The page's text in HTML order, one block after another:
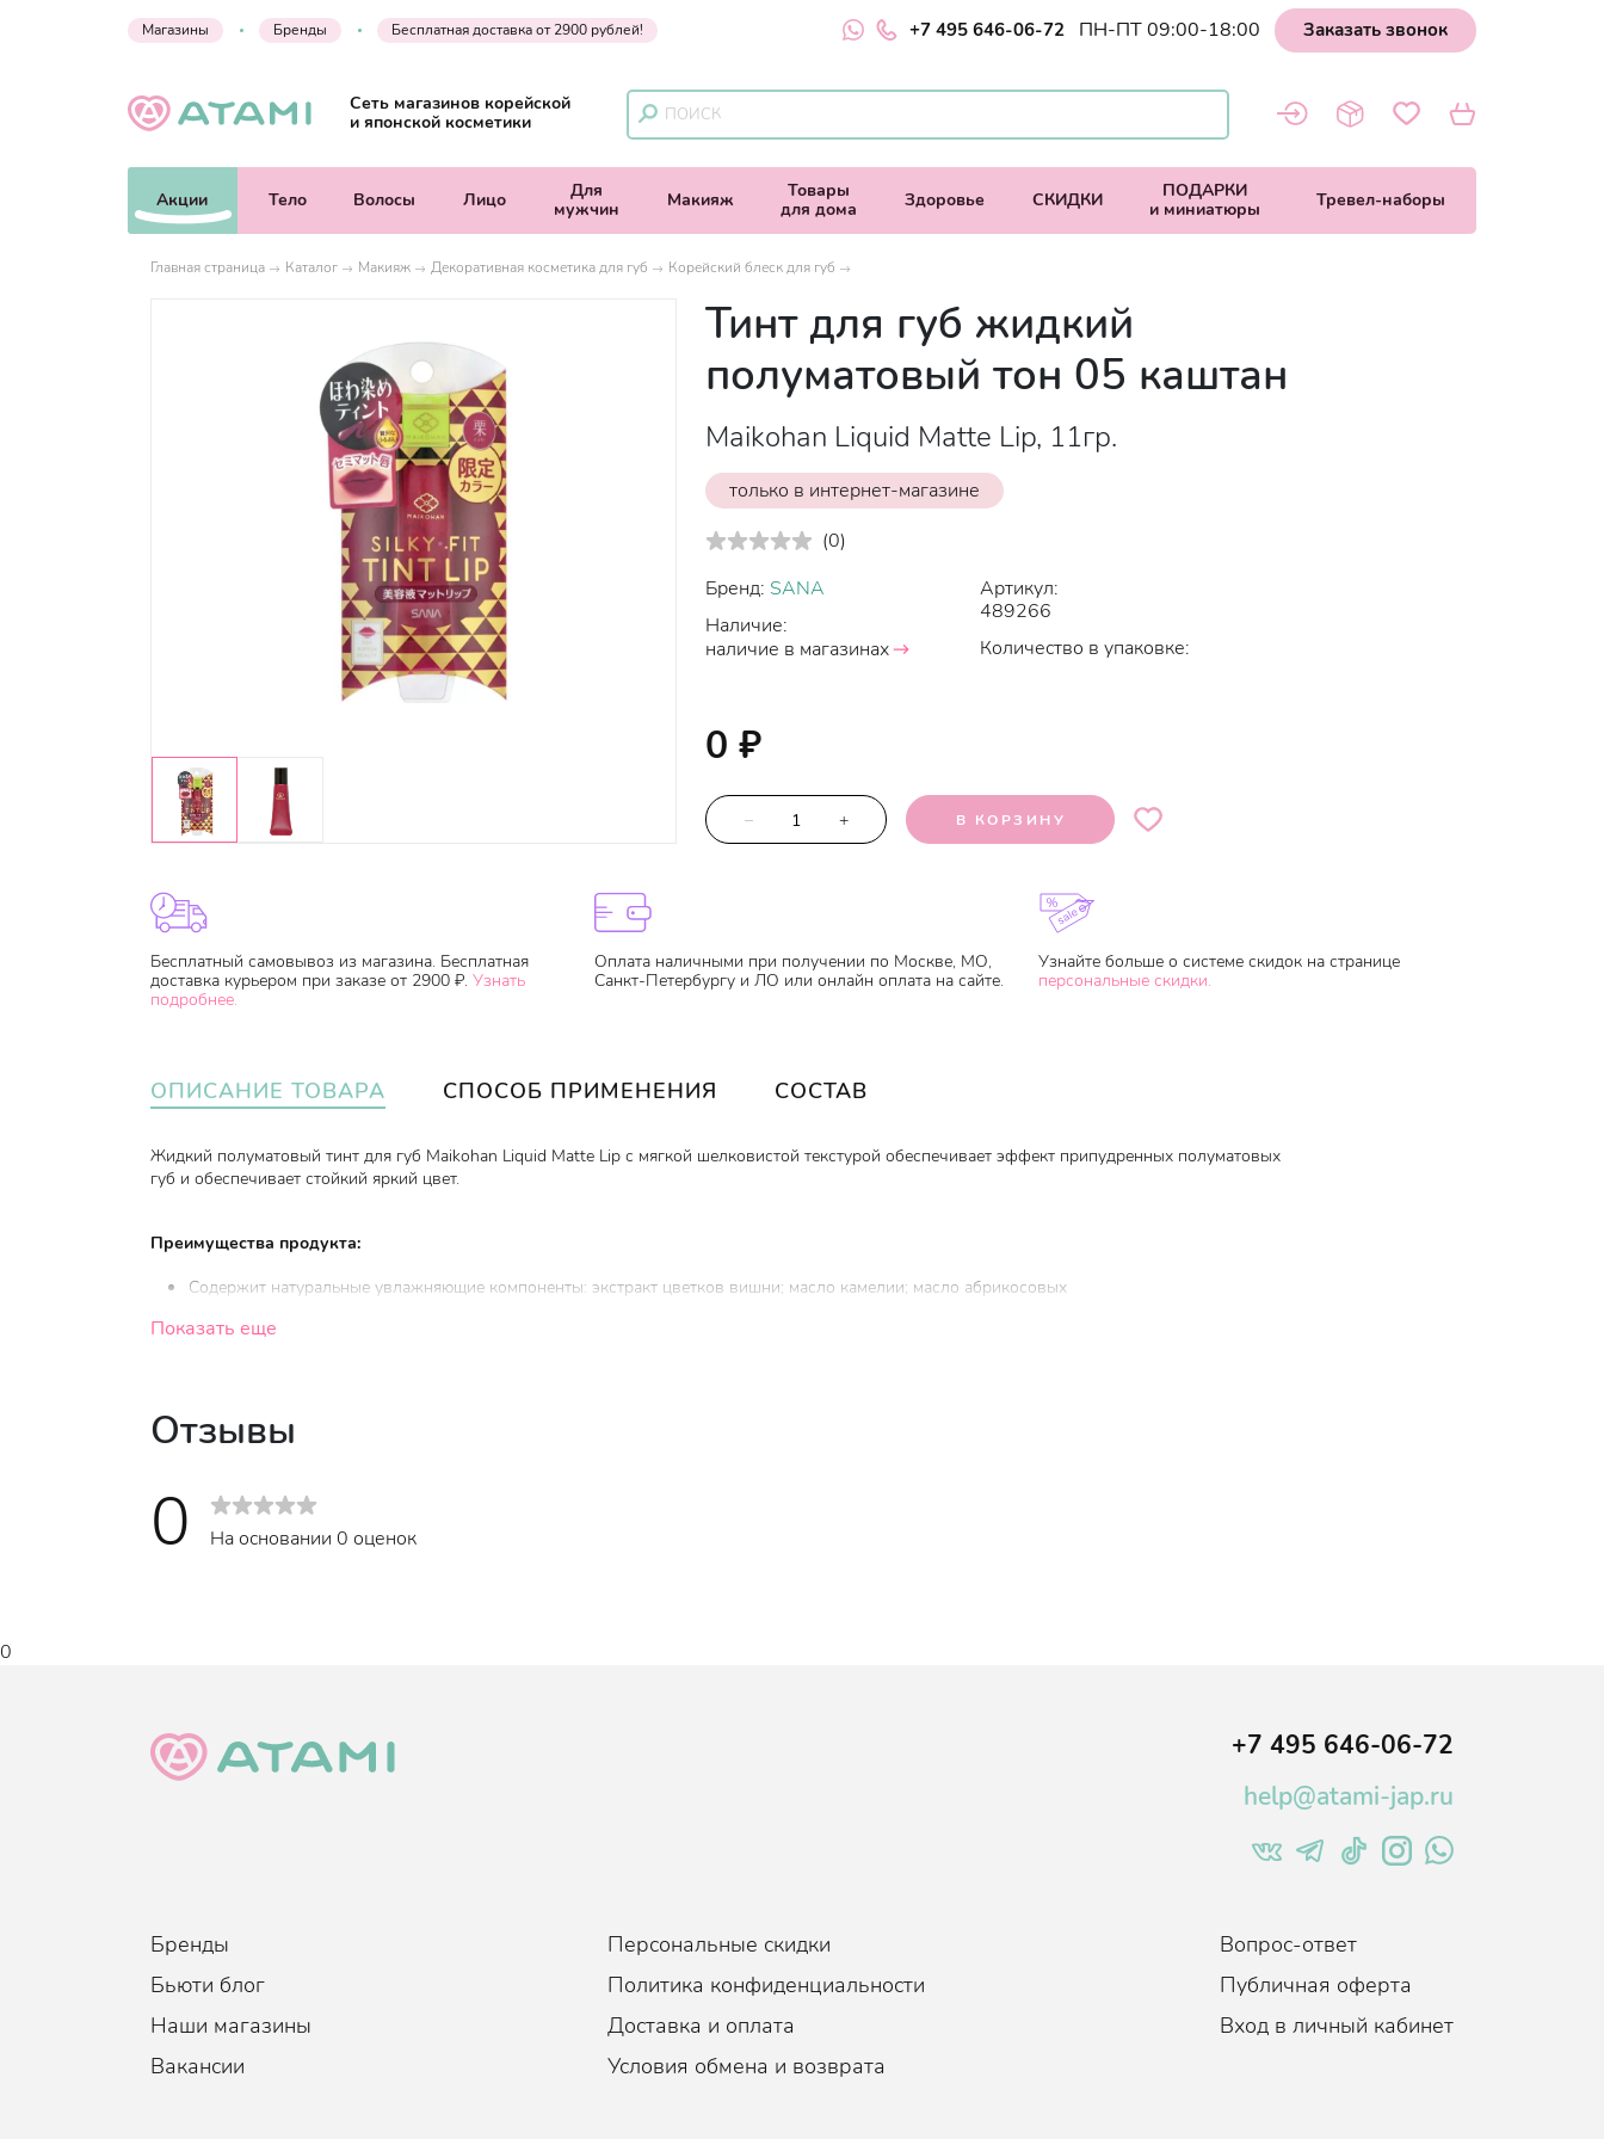
Магазины Бренды Бесплатная доставка от 2900 рублей! +7 495 646-06-72 ПН-ПТ 09:00-18:00 Заказать звонок
Сеть магазинов корейской
и японской косметики
Акции Тело Волосы Лицо
Для
мужчин
Макияж
Товары
для дома
Здоровье СКИДКИ
ПОДАРКИ
и миниатюры
Тревел-наборы
Главная страница Каталог Макияж Декоративная косметика для губ Корейский блеск для губ
Тинт для губ жидкий
полуматовый тон 05 каштан
Maikohan Liquid Matte Lip, 11гр.
только в интернет-магазине
(0)
Бренд: SANA
Наличие:
наличие в магазинах
Артикул:
489266
Количество в упаковке:
0 ₽
– + В КОРЗИНУ
Бесплатный самовывоз из магазина. Бесплатная
доставка курьером при заказе от 2900 ₽. Узнать
подробнее.
Оплата наличными при получении по Москве, МО,
Санкт-Петербургу и ЛО или онлайн оплата на сайте.
Узнайте больше о системе скидок на странице
персональные скидки.
ОПИСАНИЕ ТОВАРА СПОСОБ ПРИМЕНЕНИЯ СОСТАВ
Жидкий полуматовый тинт для губ Maikohan Liquid Matte Lip с мягкой шелковистой текстурой обеспечивает эффект припудренных полуматовых
губ и обеспечивает стойкий яркий цвет.
Преимущества продукта:
Содержит натуральные увлажняющие компоненты: экстракт цветков вишни; масло камелии; масло абрикосовых
Легко наносится благодаря острому скошенному кончику.
Показать еще
Отзывы
0 На основании 0 оценок
0
+7 495 646-06-72
help@atami-jap.ru
Бренды
Бьюти блог
Наши магазины
Вакансии
Персональные скидки
Политика конфиденциальности
Доставка и оплата
Условия обмена и возврата
Вопрос-ответ
Публичная оферта
Вход в личный кабинет